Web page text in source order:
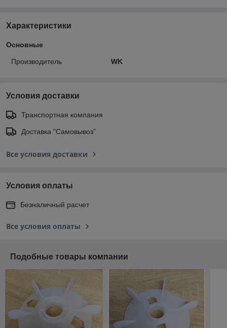
Характеристики
Основные
Производитель WK
Условия доставки
Транспортная компания
Доставка "Самовывоз"
Все условия доставки
Условия оплаты
Безналичный расчет
Все условия оплаты
Подобные товары компании